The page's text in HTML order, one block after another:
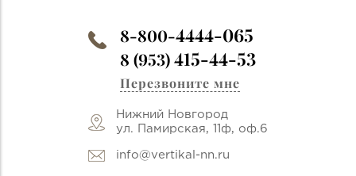
8-800-4444-065
8 (953)415-44-53
Перезвоните мне
Нижний Новгород
ул. Памирская, 11ф, оф.6
info@vertikal-nn.ru